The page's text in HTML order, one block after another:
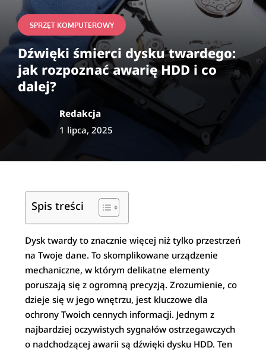
SPRZĘT KOMPUTEROWY
Dźwięki śmierci dysku twardego:
jak rozpoznać awarię HDD i co
dalej?
Redakcja
1 lipca, 2025
Spis treści
Dysk twardy to znacznie więcej niż tylko przestrzeń
na Twoje dane. To skomplikowane urządzenie
mechaniczne, w którym delikatne elementy
poruszają się z ogromną precyzją. Zrozumienie, co
dzieje się w jego wnętrzu, jest kluczowe dla
ochrony Twoich cennych informacji. Jednym z
najbardziej oczywistych sygnałów ostrzegawczych
o nadchodzącej awarii są dźwięki dysku HDD. Ten